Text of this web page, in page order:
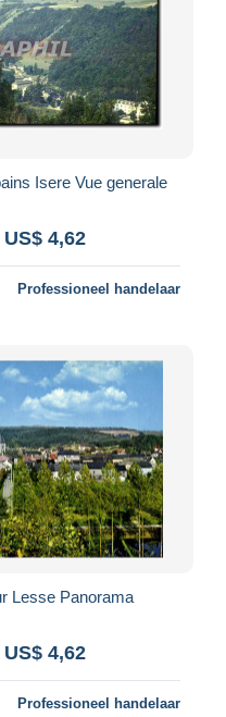
Isere Vue generale
US$ 4,62
Professioneel handelaar
Lesse Panorama
US$ 4,62
Professioneel handelaar